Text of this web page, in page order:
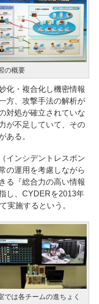
の概要
化・複合化し機密情報
方、攻撃手法の解析が
対処が確立されていな
が不足していて、その
ある。
インシデントレスポン
の運用を考慮しながら
る『総合力の高い情報
し、CYDERを2013年
実施するという。
では各チームの進ちょく